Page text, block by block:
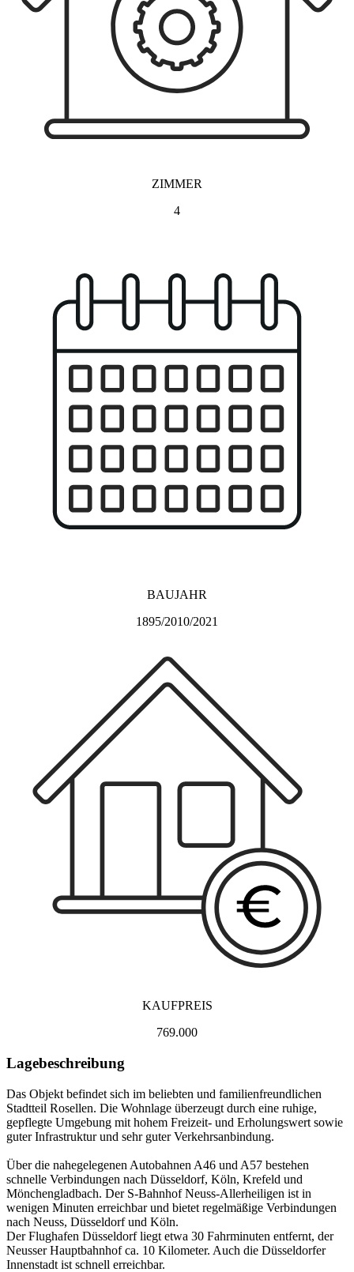
ZIMMER
4
BAUJAHR
1895/2010/2021
KAUFPREIS
769.000
Lagebeschreibung
Das Objekt befindet sich im beliebten und familienfreundlichen
Stadtteil Rosellen. Die Wohnlage überzeugt durch eine ruhige,
gepflegte Umgebung mit hohem Freizeit- und Erholungswert sowie
guter Infrastruktur und sehr guter Verkehrsanbindung.
Über die nahegelegenen Autobahnen A46 und A57 bestehen
schnelle Verbindungen nach Düsseldorf, Köln, Krefeld und
Mönchengladbach. Der S-Bahnhof Neuss-Allerheiligen ist in
wenigen Minuten erreichbar und bietet regelmäßige Verbindungen
nach Neuss, Düsseldorf und Köln.
Der Flughafen Düsseldorf liegt etwa 30 Fahrminuten entfernt, der
Neusser Hauptbahnhof ca. 10 Kilometer. Auch die Düsseldorfer
Innenstadt ist schnell erreichbar.